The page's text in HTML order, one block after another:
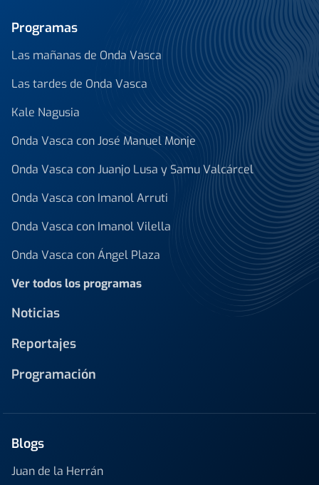
Programas
Las mañanas de Onda Vasca
Las tardes de Onda Vasca
Kale Nagusia
Onda Vasca con José Manuel Monje
Onda Vasca con Juanjo Lusa y Samu Valcárcel
Onda Vasca con Imanol Arruti
Onda Vasca con Imanol Vilella
Onda Vasca con Ángel Plaza
Ver todos los programas
Noticias
Reportajes
Programación
Blogs
Juan de la Herrán